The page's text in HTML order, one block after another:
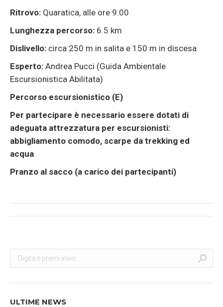
Ritrovo: Quaratica, alle ore 9.00
Lunghezza percorso: 6.5 km
Dislivello: circa 250 m in salita e 150 m in discesa
Esperto: Andrea Pucci (Guida Ambientale
Escursionistica Abilitata)
Percorso escursionistico (E)
Per partecipare è necessario essere dotati di
adeguata attrezzatura per escursionisti:
abbigliamento comodo, scarpe da trekking ed
acqua
Pranzo al sacco (a carico dei partecipanti)
Post
Search:
Cerca
ULTIME NEWS